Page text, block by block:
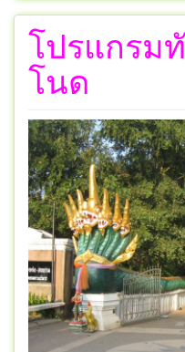
โปรแกรม
โนด